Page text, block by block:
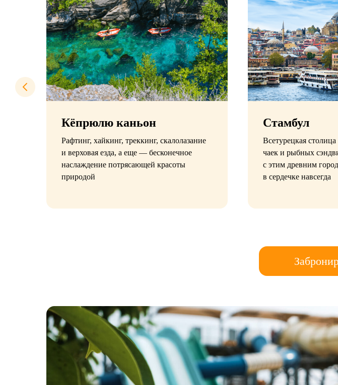
Кёпрюлю каньон
Рафтинг, хайкинг, треккинг, скалолазание
и верховая езда, а еще — бесконечное
наслаждение потрясающей красоты
природой
Стамбул
Всетурецкая
чаек и рыбных
с этим древним
в сердечке навсегда